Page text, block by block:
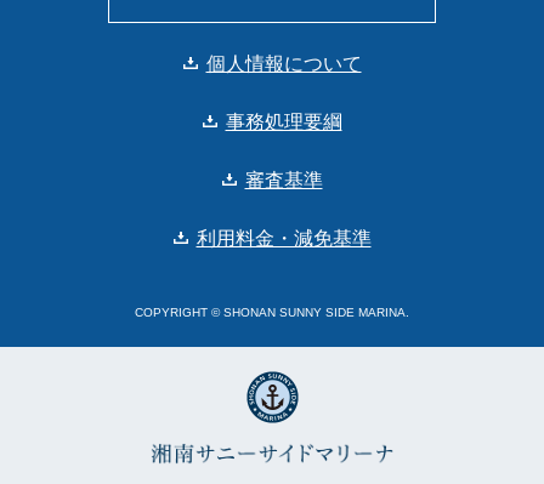
個人情報について
事務処理要綱
審査基準
利用料金・減免基準
COPYRIGHT © SHONAN SUNNY SIDE MARINA.